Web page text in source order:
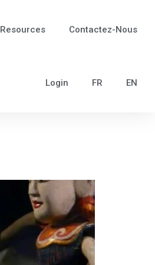
Resources Contactez-Nous
Login FR EN